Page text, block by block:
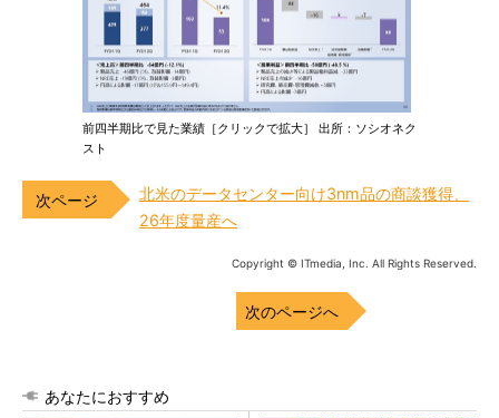
前四半期比で見た業績［クリックで拡大］ 出所：ソシオネク
スト
北米のデータセンター向け3nm品の商談獲得、
26年度量産へ
Copyright © ITmedia, Inc. All Rights Reserved.
次のページへ
あなたにおすすめ